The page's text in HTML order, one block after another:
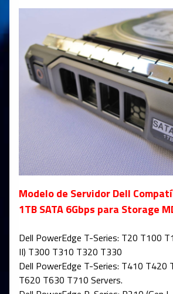
Modelo de Servidor Dell
1TB SATA 6Gbps para Storage
Dell PowerEdge T-Series: T20 T100
II) T300 T310 T320 T330
Dell PowerEdge T-Series: T410
T620 T630 T710 Servers.